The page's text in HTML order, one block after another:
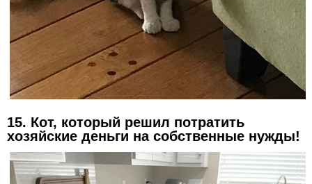
15. Кот, который решил потратить
хозяйские деньги на собственные нужды!